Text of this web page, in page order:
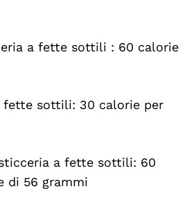
a fette sottili : 60 calorie
fette sottili: 30 calorie per
a fette sottili: 60
di 56 grammi